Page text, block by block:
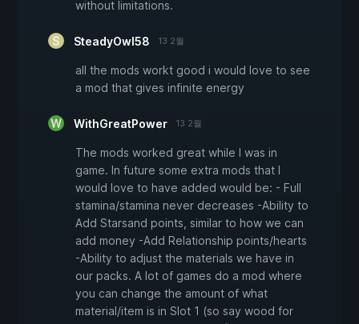
without limitations.
SteadyOwl58 13 2월
all the mods workt good i would love to see
a mod that gives infinite energy
WithGreatPower 13 2월
The mods worked great while I was in
game. In future some extra mods that I
would love to have added would be: - Full
stamina/stamina never decreases -Ability to
Add Starsand points, similar to how we can
add money -Add Relationship points/hearts
-Ability to adjust the materials we have in
our packs. A lot of games do a mod where
you can change the amount of what
material/item is in Slot 1 (so say wood for